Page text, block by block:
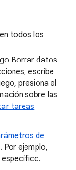
todos los
Borrar datos
escribe
presiona el
sobre las
tareas
de
. Por ejemplo,
específico.